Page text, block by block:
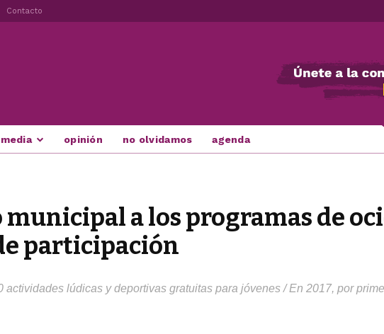
Contacto
opinión no olvidamos agenda
a los programas de
participación
actividades lúdicas y deportivas gratuitas para jóvenes / En 2017, por